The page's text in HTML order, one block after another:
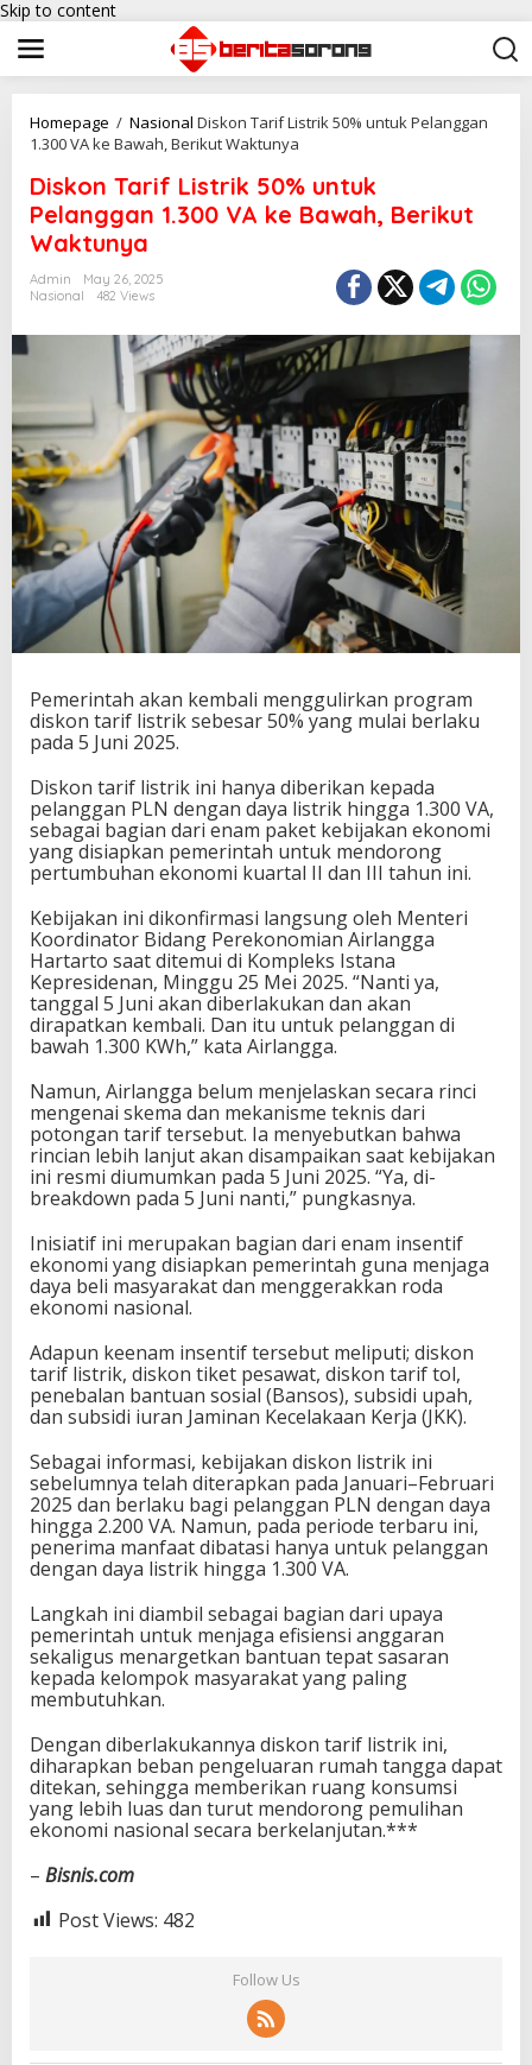
Skip to content
Homepage / Nasional Diskon Tarif Listrik 50% untuk Pelanggan
1.300 VA ke Bawah, Berikut Waktunya
Diskon Tarif Listrik 50% untuk
Pelanggan 1.300 VA ke Bawah, Berikut
Waktunya
Admin
May 26, 2025
Nasional
482 Views
Pemerintah akan kembali menggulirkan program
diskon tarif listrik sebesar 50% yang mulai berlaku
pada 5 Juni 2025.
Diskon tarif listrik ini hanya diberikan kepada
pelanggan PLN dengan daya listrik hingga 1.300 VA,
sebagai bagian dari enam paket kebijakan ekonomi
yang disiapkan pemerintah untuk mendorong
pertumbuhan ekonomi kuartal II dan III tahun ini.
Kebijakan ini dikonfirmasi langsung oleh Menteri
Koordinator Bidang Perekonomian Airlangga
Hartarto saat ditemui di Kompleks Istana
Kepresidenan, Minggu 25 Mei 2025. “Nanti ya,
tanggal 5 Juni akan diberlakukan dan akan
dirapatkan kembali. Dan itu untuk pelanggan di
bawah 1.300 KWh,” kata Airlangga.
Namun, Airlangga belum menjelaskan secara rinci
mengenai skema dan mekanisme teknis dari
potongan tarif tersebut. Ia menyebutkan bahwa
rincian lebih lanjut akan disampaikan saat kebijakan
ini resmi diumumkan pada 5 Juni 2025. “Ya, di-
breakdown pada 5 Juni nanti,” pungkasnya.
Inisiatif ini merupakan bagian dari enam insentif
ekonomi yang disiapkan pemerintah guna menjaga
daya beli masyarakat dan menggerakkan roda
ekonomi nasional.
Adapun keenam insentif tersebut meliputi; diskon
tarif listrik, diskon tiket pesawat, diskon tarif tol,
penebalan bantuan sosial (Bansos), subsidi upah,
dan subsidi iuran Jaminan Kecelakaan Kerja (JKK).
Sebagai informasi, kebijakan diskon listrik ini
sebelumnya telah diterapkan pada Januari–Februari
2025 dan berlaku bagi pelanggan PLN dengan daya
hingga 2.200 VA. Namun, pada periode terbaru ini,
penerima manfaat dibatasi hanya untuk pelanggan
dengan daya listrik hingga 1.300 VA.
Langkah ini diambil sebagai bagian dari upaya
pemerintah untuk menjaga efisiensi anggaran
sekaligus menargetkan bantuan tepat sasaran
kepada kelompok masyarakat yang paling
membutuhkan.
Dengan diberlakukannya diskon tarif listrik ini,
diharapkan beban pengeluaran rumah tangga dapat
ditekan, sehingga memberikan ruang konsumsi
yang lebih luas dan turut mendorong pemulihan
ekonomi nasional secara berkelanjutan.***
– Bisnis.com
Post Views: 482
Follow Us